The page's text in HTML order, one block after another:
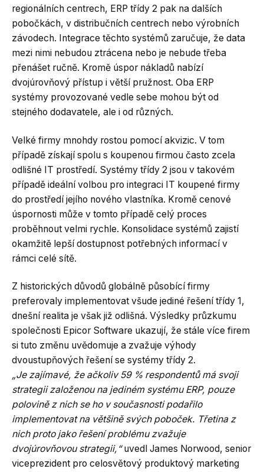
regionálních centrech, ERP třídy 2 pak na dalších
pobočkách, v distribučních centrech nebo výrobních
závodech. Integrace těchto systémů zaručuje, že data
mezi nimi nebudou ztrácena nebo je nebude třeba
přenášet ručně. Kromě úspor nákladů nabízí
dvojúrovňový přístup i větší pružnost. Oba ERP
systémy provozované vedle sebe mohou být od
stejného dodavatele, ale i od různých.
Velké firmy mnohdy rostou pomocí akvizic. V tom
případě získají spolu s koupenou firmou často zcela
odlišné IT prostředí. Systémy třídy 2 jsou v takovém
případě ideální volbou pro integraci IT koupené firmy
do prostředí jejího nového vlastníka. Kromě cenové
úspornosti může v tomto případě celý proces
proběhnout velmi rychle. Konsolidace systémů zajistí
okamžitě lepší dostupnost potřebných informací v
rámci celé sítě.
Z historických důvodů globálně působící firmy
preferovaly implementovat všude jediné řešení třídy 1,
dnešní realita je však již odlišná. Výsledky průzkumu
společnosti Epicor Software ukazují, že stále více firem
si tuto změnu uvědomuje a zvažuje výhody
dvoustupňových řešení se systémy třídy 2.
„Je zajímavé, že ačkoliv 59 % respondentů má svoji
strategii založenou na jediném systému ERP, pouze
polovině z nich se ho v současnosti podařilo
implementovat na většině svých poboček. Třetina z
nich proto jako řešení problému zvažuje
dvojúrovňovou strategii,“uvedl James Norwood, senior
viceprezident pro celosvětový produktový marketing